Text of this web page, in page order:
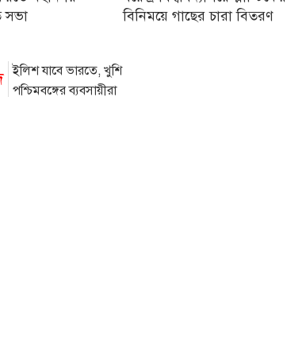
সভা
বিনিময়ে গাছের চারা বিতরণ
ইলিশ যাবে ভারতে, খুশি
পশ্চিমবঙ্গের ব্যবসায়ীরা